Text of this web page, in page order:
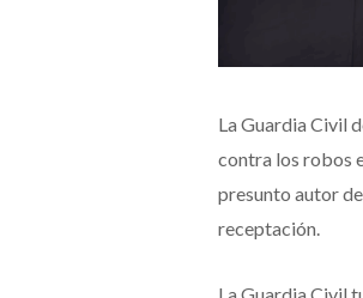
La Guardia Civil
contra los robos
presunto autor
receptación.